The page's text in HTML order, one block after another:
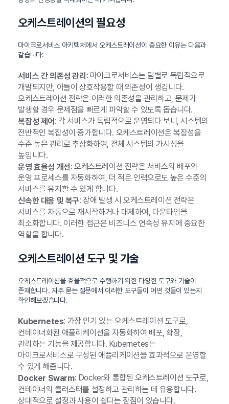
오케스트레이션의 필요성
마이크로서비스 아키텍처에서 오케스트레이션이 중요한 이유는 다음과
같습니다:
서비스 간 의존성 관리 : 마이크로서비스는 팀별로 독립적으로
개발되지만, 이들이 상호작용할 때 의존성이 생깁니다.
오케스트레이션 전략은 이러한 의존성을 관리하고, 문제가
발생할 경우 문제점을 빠르게 파악할 수 있도록 돕습니다.
복잡성 제어 : 각 서비스가 독립적으로 운영되다 보니, 시스템의
전반적인 복잡성이 증가합니다. 오케스트레이션은 복잡성을
수준 높은 관리로 추상화하여, 전체 시스템의 가시성을
높입니다.
운영 효율성 개선: 오케스트레이션 전략은 서비스의 배포와
운영 프로세스를 자동화하여, 더 적은 인력으로도 높은 수준의
서비스를 유지할 수 있게 합니다.
신속한 대응 및 복구: 장애 발생 시 오케스트레이션 전략은
서비스를 자동으로 재시작하거나 대체하여, 다운타임을
최소화합니다. 이러한 접근은 비즈니스 연속성 유지에 중요한
역할을 합니다.
오케스트레이션 도구 및 기술
오케스트레이션을 효율적으로 수행하기 위한 다양한 도구와 기술이
존재합니다. 자주 묻는 질문에서 이러한 도구들이 어떤 것들이 있는지
확인해보겠습니다.
Kubernetes: 가장 인기 있는 오케스트레이션 도구로,
컨테이너화된 애플리케이션을 자동화하여 배포, 확장,
관리하는 기능을 제공합니다. Kubernetes는
마이크로서비스로 구성된 애플리케이션을 효과적으로 운영할
수 있게 해줍니다.
Docker Swarm: Docker와 통합된 오케스트레이션 도구로,
컨테이너의 클러스터를 설정하고 관리하는 데 유용합니다.
상대적으로 설정과 사용이 쉽다는 장점이 있습니다.